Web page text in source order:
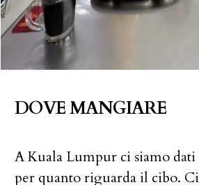
DOVE MANGIARE
A Kuala Lumpur ci siamo dati
per quanto riguarda il cibo.